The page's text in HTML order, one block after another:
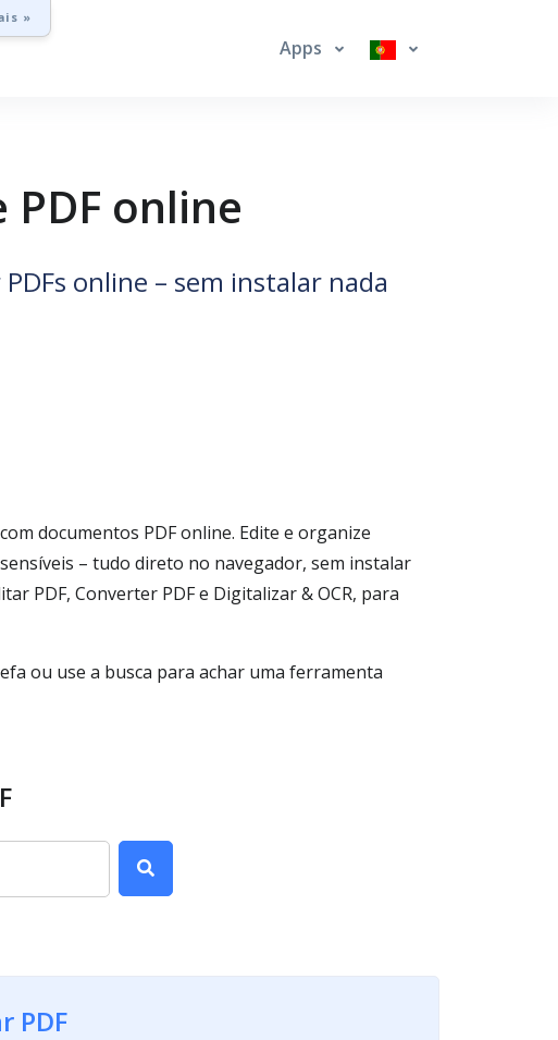
»
Apps
online
online – sem instalar nada
documentos PDF online. Edite e organize
– tudo direto no navegador, sem instalar
PDF, Converter PDF e Digitalizar & OCR, para
ou use a busca para achar uma ferramenta
PDF